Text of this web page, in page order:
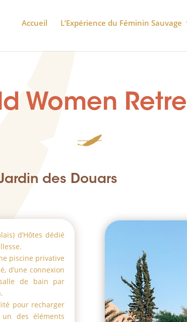
Accueil LʼExpérience du Féminin Sauvage
Women
des Douars
dʼHôtes dédié
piscine privative
dʼune connexion
de bain par
pour recharger
des éléments